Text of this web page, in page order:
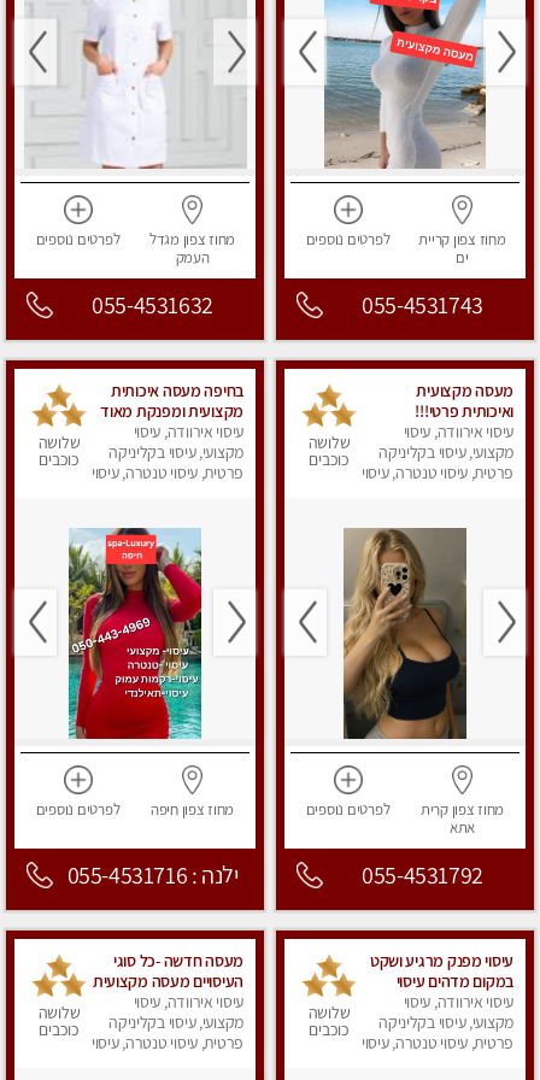
מחוז צפון קריית
ים
לפרטים נוספים
055-4531743
מחוז צפון מגדל
העמק
לפרטים נוספים
055-4531632
מעסה מקצועית
ואיכותית פרטי!!!
עיסוי אירוודה, עיסוי
מקצועי, עיסוי בקליניקה
פרטית, עיסוי טנטרה, עיסוי
שלושה
כוכבים
מחוז צפוןקרית
אתא
לפרטים נוספים
055-4531792
בחיפה מעסה איכותית
מקצועית ומפנקת מאוד
עיסוי אירוודה, עיסוי
מקצועי, עיסוי בקליניקה
פרטית, עיסוי טנטרה, עיסוי
שלושה
כוכבים
מחוז צפוןחיפה לפרטים נוספים
ילנה : 055-4531716
עיסוי מפנק מרגיע ושקט
במקום מדהים עיסוי
מושקע מאוד
עיסוי אירוודה, עיסוי
מקצועי, עיסוי בקליניקה
פרטית, עיסוי טנטרה, עיסוי
שלושה
כוכבים
מעסה חדשה -כל סוגי
העיסויים מעסה מקצועית
ואיכותית פרטי!!!מומלץ
לחלוטין!!
עיסוי אירוודה, עיסוי
מקצועי, עיסוי בקליניקה
פרטית, עיסוי טנטרה, עיסוי
שלושה
כוכבים